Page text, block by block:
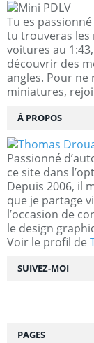
SUIVEZ-MOI
Tu es
tu trouveras les
voitures au
découvrir des
angles. Pour
miniatures,
À PROPOS
Passionné
ce site dans
Depuis 2006, il
que je partage
l’occasion de
le design
Voir le profil de
PAGES